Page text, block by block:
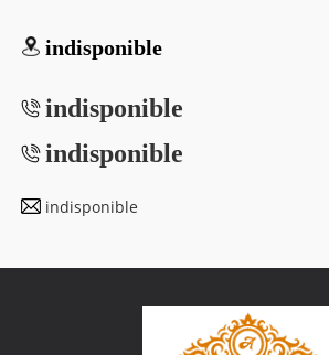
indisponible
indisponible
indisponible
indisponible